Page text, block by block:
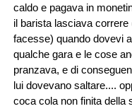
caldo e pagava in
il barista lasciava
facesse) quando dovevi
qualche gara e le cose
pranzava, e di
lui dovevano saltare....
coca cola non finita della